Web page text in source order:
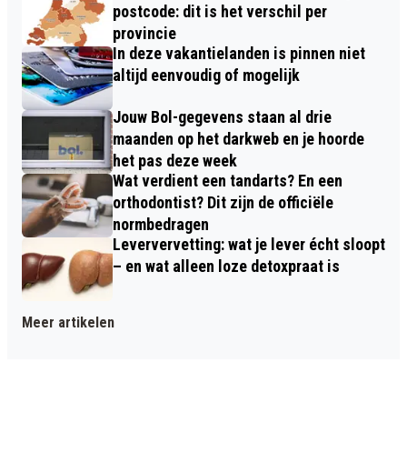
postcode: dit is het verschil per
provincie
In deze vakantielanden is pinnen niet
altijd eenvoudig of mogelijk
Jouw Bol-gegevens staan al drie
maanden op het darkweb en je hoorde
het pas deze week
Wat verdient een tandarts? En een
orthodontist? Dit zijn de officiële
normbedragen
Leververvetting: wat je lever écht sloopt
– en wat alleen loze detoxpraat is
Meer artikelen